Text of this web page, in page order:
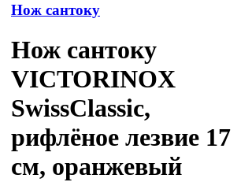
Нож сантоку
Нож сантоку
VICTORINOX
SwissClassic,
рифлёное лезвие 17
см, оранжевый